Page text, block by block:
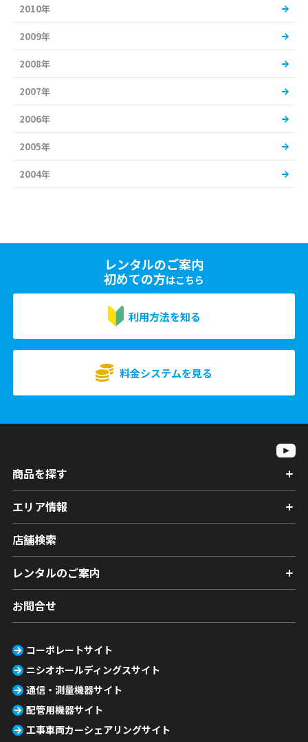
2010年
2009年
2008年
2007年
2006年
2005年
2004年
レンタルのご案内
初めての方はこちら
利用方法を知る
料金システムを見る
商品を探す
エリア情報
店舗検索
レンタルのご案内
お問合せ
コーポレートサイト
ニシオホールディングスサイト
通信・測量機器サイト
配管用機器サイト
工事車両カーシェアリングサイト